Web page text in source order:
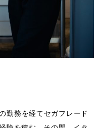
勤務を経てセガフレード